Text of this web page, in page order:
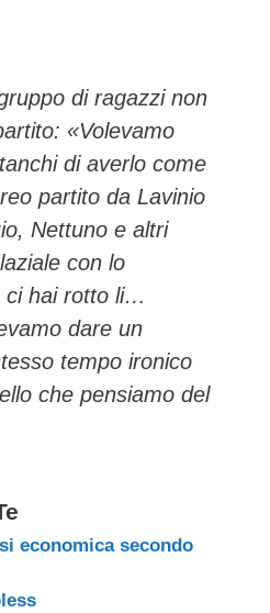
p
di ragazzi non
«Volevamo
di averlo come
partito da Lavinio
Nettuno e altri
con lo
ci hai rotto li…
dare un
tempo ironico
che pensiamo del
economica secondo